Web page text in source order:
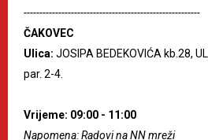
--------------------------------------------------------
ČAKOVEC
Ulica: JOSIPA BEDEKOVIĆA kb.28,
par. 2-4.
Vrijeme: 09:00 - 11:00
Napomena: Radovi na NN mreži